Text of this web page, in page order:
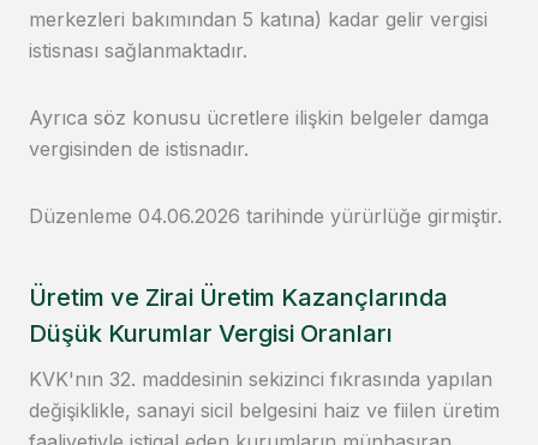
merkezleri bakımından 5 katına) kadar gelir vergisi
istisnası sağlanmaktadır.
Ayrıca söz konusu ücretlere ilişkin belgeler damga
vergisinden de istisnadır.
Düzenleme 04.06.2026 tarihinde yürürlüğe girmiştir.
Üretim ve Zirai Üretim Kazançlarında
Düşük Kurumlar Vergisi Oranları
KVK'nın 32. maddesinin sekizinci fıkrasında yapılan
değişiklikle, sanayi sicil belgesini haiz ve fiilen üretim